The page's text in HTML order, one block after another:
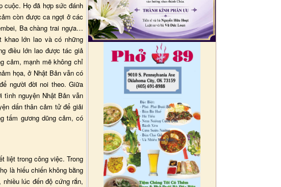
cuộc. Họ đã hợp sức đánh
còn được ca ngợi ở các
Ba chàng trai ngựa…
khao lớn lao và có những
điều lớn lao được tác giả
cảm, mạnh mẽ không chỉ
họa, ở Nhật Bản vẫn có
người đời noi theo. Giữa
tình nguyện Nhật Bản vẫn
dấn thân cảm tử để giải
tấm gương dũng cảm, có
liệt trong công việc. Trong
là hiếu chiến không bằng
lúc đến độ cứng rắn,